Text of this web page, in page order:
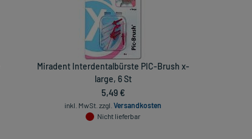
Miradent Interdentalbürste PIC-Brush x-
large, 6 St
5,49 €
inkl. MwSt. zzgl.Versandkosten
Nicht lieferbar